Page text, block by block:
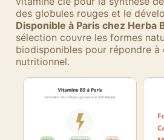
des globules rouges et le
Disponible à Paris chez Herba
sélection couvre les formes
biodisponibles pour répondre à
nutritionnel.